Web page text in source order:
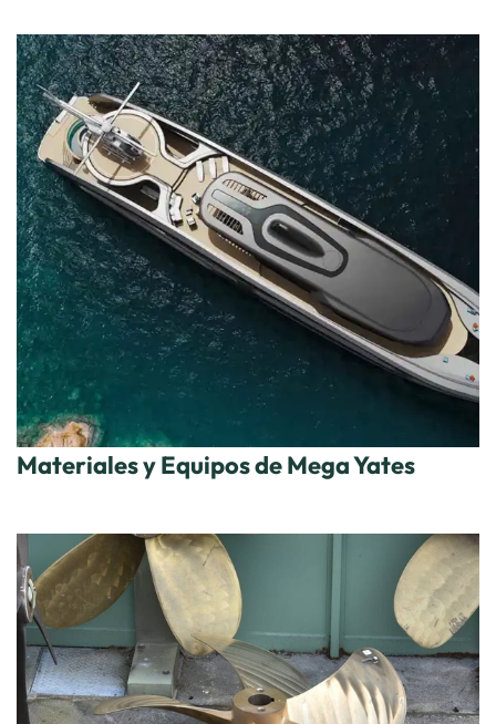
Materiales y Equipos de Mega Yates